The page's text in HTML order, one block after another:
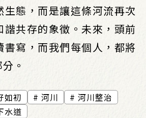
生態，而是讓這條河流再次
諧共存的象徵。未來，頭前
書寫，而我們每個人，都將
。
如初 河川
河川整治
水道